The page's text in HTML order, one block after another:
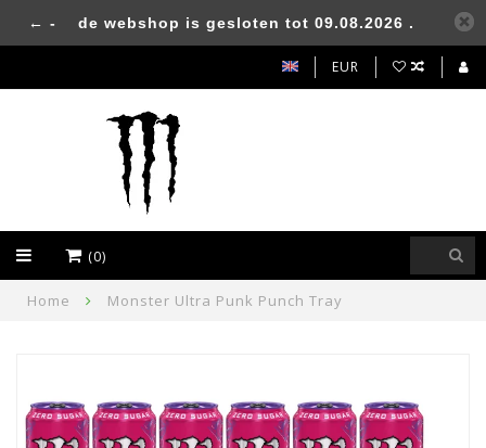
EUR
(0)
Home Monster Ultra Punk Punch Tray
← - de webshop is gesloten tot 09.08.2026 .